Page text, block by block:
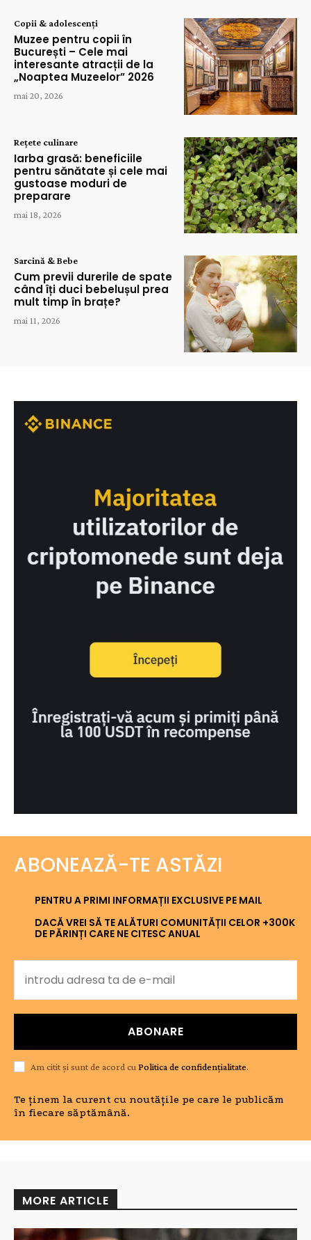
Copii & adolescenți
Muzee pentru copii în
București – Cele mai
interesante atracții de la
„Noaptea Muzeelor” 2026
mai 20, 2026
Rețete culinare
Iarba grasă: beneficiile
pentru sănătate și cele mai
gustoase moduri de
preparare
mai 18, 2026
Sarcină & Bebe
Cum previi durerile de spate
când îți duci bebelușul prea
mult timp în brațe?
mai 11, 2026
ABONEAZĂ-TE ASTĂZI
PENTRU A PRIMI INFORMAȚII EXCLUSIVE PE MAIL
DACĂ VREI SĂ TE ALĂTURI COMUNITĂȚII CELOR +300K
DE PĂRINȚI CARE NE CITESC ANUAL
ABONARE
Am citit și sunt de acord cu Politica de confidențialitate.
Te ținem la curent cu noutățile pe care le publicăm
în fiecare săptămână.
MORE ARTICLE